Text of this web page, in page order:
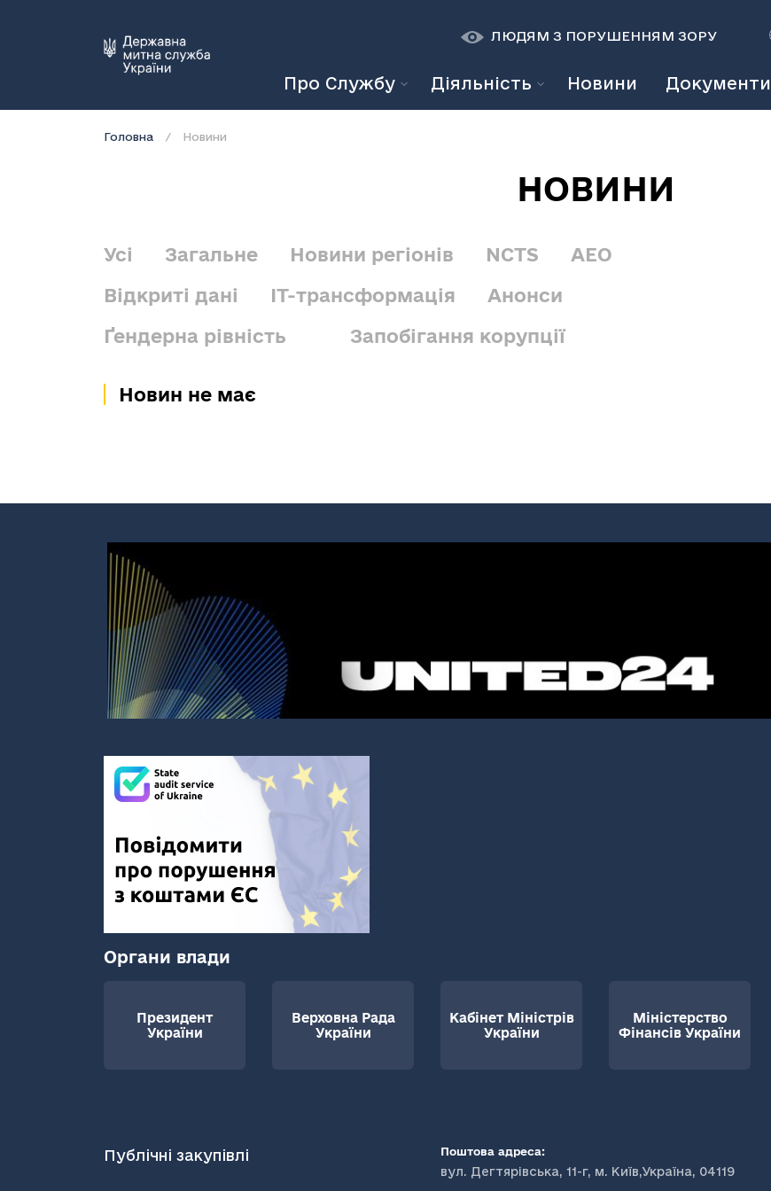
ЛЮДЯМ З ПОРУШЕННЯМ ЗОРУ
К К A
Про Службу Діяльність Новини Документи
Головна Новини
НОВИНИ
Усі Загальне Новини регіонів NCTS
АЕО
Відкриті дані
IT-трансформація
Анонси
Ґендерна рівність
Запобігання корупції
Новин не має
Органи влади
Президент
України
Верховна Рада
України
Кабінет Міністрів
України
Міністерство
Фінансів України
Публічні закупівлі Поштова адреса:
вул. Дегтярівська, 11-г, м. Київ,Україна, 04119